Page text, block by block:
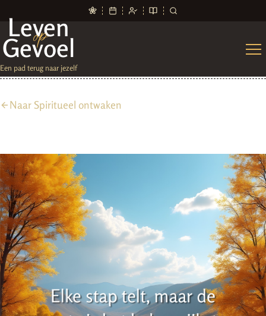
Leven
op
Gevoel
Een pad terug naar jezelf
Naar Spiritueel ontwaken